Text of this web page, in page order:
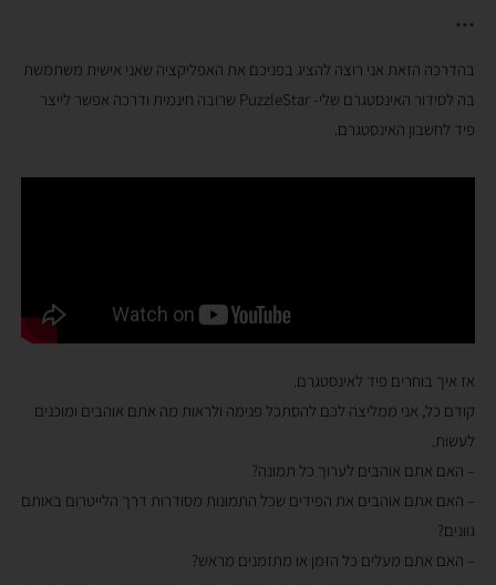
***
בהדרכה הזאת אני רוצה להציג בפניכם את האפליקציה שאני אישית משתמשת
בה לסידור האינסטגרם שלי- PuzzleStar שרובה חינמית ודרכה אפשר לייצר
פיד לחשבון האינסטגרם.
אז איך בוחרים פיד לאינסטגרם.
קודם כל, אני ממליצה לכם להסתכל פנימה ולראות מה אתם אוהבים ומוכנים
לעשות.
– האם אתם אוהבים לערוך כל תמונה?
– האם אתם אוהבים את הפידים שכל התמונות מסודרות דרך הלייטרום באותם
גוונים?
– האם אתם מעלים כל הזמן או מתזמנים מראש?